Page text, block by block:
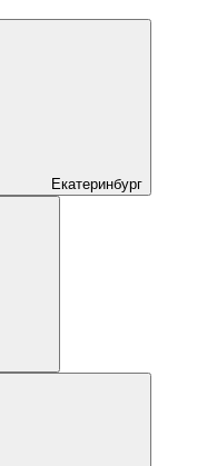
Екатеринбург